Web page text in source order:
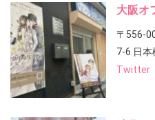
大阪オ
〒556-
7-6 日本
Twitter